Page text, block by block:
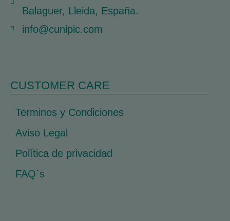
Balaguer, Lleida, España.
info@cunipic.com
CUSTOMER CARE
Terminos y Condiciones
Aviso Legal
Política de privacidad
FAQ`s